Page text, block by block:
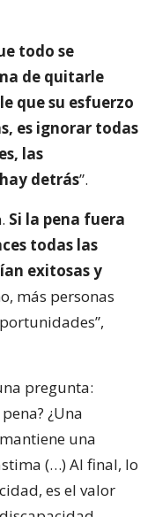
todo se
de quitarle
que su esfuerzo
es ignorar todas
las
detrás”.
Si la pena fuera
todas las
exitosas y
más personas
pregunta:
¿Una
una
(…) Al final, lo
es el valor